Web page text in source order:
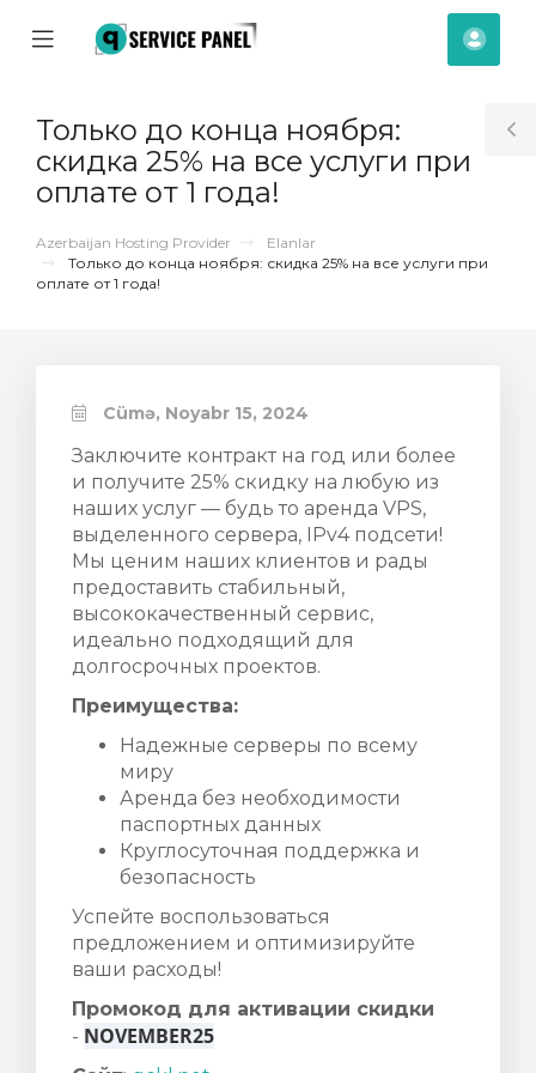
Mobile
Только до конца ноября:
скидка 25% на все услуги при
оплате от 1 года!
Azerbaijan Hosting Provider
Elanlar
Только до конца ноября: скидка 25% на все услуги при
оплате от 1 года!
Cümə, Noyabr 15, 2024
Заключите контракт на год или более
и получите 25% скидку на любую из
наших услуг — будь то аренда VPS,
выделенного сервера, IPv4 подсети!
Мы ценим наших клиентов и рады
предоставить стабильный,
высококачественный сервис,
идеально подходящий для
долгосрочных проектов.
Преимущества:
Надежные серверы по всему
миру
Аренда без необходимости
паспортных данных
Круглосуточная поддержка и
безопасность
Успейте воспользоваться
предложением и оптимизируйте
ваши расходы!
Промокод для активации скидки
- NOVEMBER25